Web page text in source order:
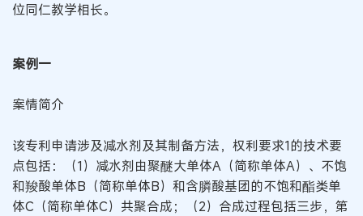
位同仁教学相长。
案例一
案情简介
该专利申请涉及减水剂及其制备方法，权利要求1的技术要
点包括：（1）减水剂由聚醚大单体A（简称单体A）、不饱
和羧酸单体B（简称单体B）和含膦酸基团的不饱和酯类单
体C（简称单体C）共聚合成；（2）合成过程包括三步，第